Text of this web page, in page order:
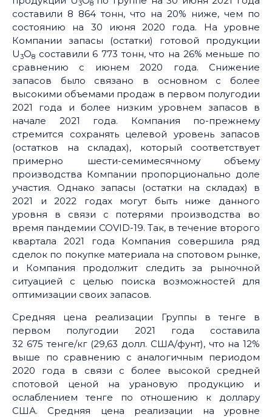
3 8
составили 8 864 тонн, что на 20% ниже, чем по
состоянию на 30 июня 2020 года. На уровне
Компании запасы (остатки) готовой продукции
U3O8 составили 6 773 тонн, что на 26% меньше по
сравнению с июнем 2020 года. Снижение
запасов было связано в основном c более
высокими объемами продаж в первом полугодии
2021 года и более низким уровнем запасов в
начале 2021 года. Компания по-прежнему
стремится сохранять целевой уровень запасов
(остатков на складах), который соответствует
примерно шести-семимесячному объему
производства Компании пропорционально доле
участия. Однако запасы (остатки на складах) в
2021 и 2022 годах могут быть ниже данного
уровня в связи с потерями производства во
время пандемии COVID-19. Так, в течение второго
квартала 2021 года Компания совершила ряд
сделок по покупке материала на спотовом рынке,
и Компания продолжит следить за рыночной
ситуацией с целью поиска возможностей для
оптимизации своих запасов.
Средняя цена реализации Группы в тенге в
первом полугодии 2021 года составила
32 675 тенге/кг (29,63 долл. США/фунт), что на 12%
выше по сравнению с аналогичным периодом
2020 года в связи с более высокой средней
спотовой ценой на урановую продукцию и
ослаблением тенге по отношению к доллару
США. Средняя цена реализации на уровне